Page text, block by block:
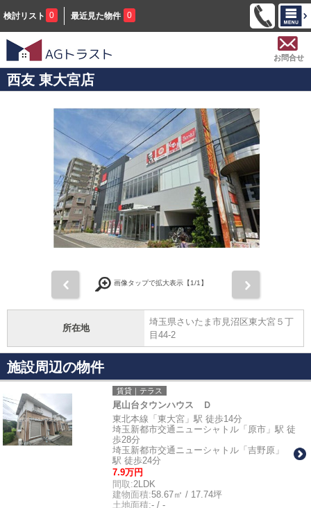
検討リスト 0 最近見た物件 0
お問合せ
西友 東大宮店
画像タップで拡大表示【1/1】
所在地
埼玉県さいたま市見沼区東大宮５丁
目44-2
施設周辺の物件
賃貸｜テラス
尾山台タウンハウス Ｄ
東北本線「東大宮」駅 徒歩14分
埼玉新都市交通ニューシャトル「原市」駅 徒
歩28分
埼玉新都市交通ニューシャトル「吉野原」
駅 徒歩24分
7.9万円
間取:2LDK
建物面積:58.67㎡ / 17.74坪
土地面積:- / -